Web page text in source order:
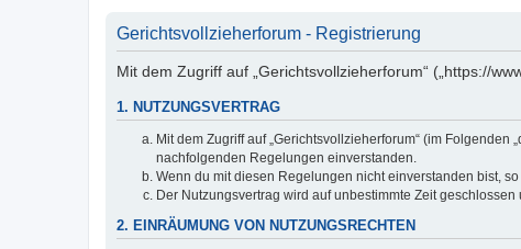
Gerichtsvollzieherforum - Registrierung
Mit dem Zugriff auf „Gerichtsvollzieherforum“ („https://
1. NUTZUNGSVERTRAG
Mit dem Zugriff auf „Gerichtsvollzieherforum“ (im
nachfolgenden Regelungen einverstanden.
Wenn du mit diesen Regelungen nicht einverstanden bist,
Der Nutzungsvertrag wird auf unbestimmte Zeit
2. EINRÄUMUNG VON NUTZUNGSRECHTEN